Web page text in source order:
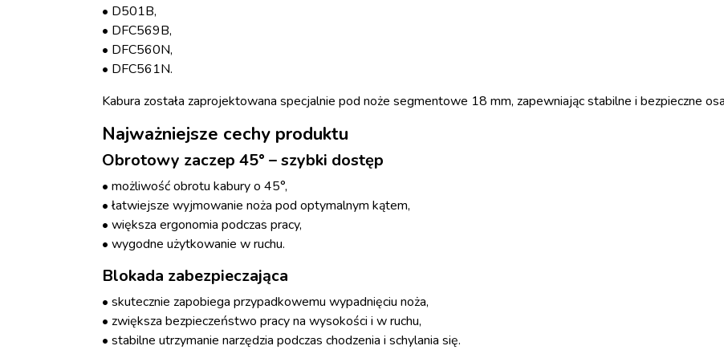
• D501B,
• DFC569B,
• DFC560N,
• DFC561N.
Kabura została zaprojektowana specjalnie pod noże segmentowe 18 mm, zapewniając stabilne i bezpieczne
Najważniejsze cechy produktu
Obrotowy zaczep 45° – szybki dostęp
• możliwość obrotu kabury o 45°,
• łatwiejsze wyjmowanie noża pod optymalnym kątem,
• większa ergonomia podczas pracy,
• wygodne użytkowanie w ruchu.
Blokada zabezpieczająca
• skutecznie zapobiega przypadkowemu wypadnięciu noża,
• zwiększa bezpieczeństwo pracy na wysokości i w ruchu,
• stabilne utrzymanie narzędzia podczas chodzenia i schylania się.